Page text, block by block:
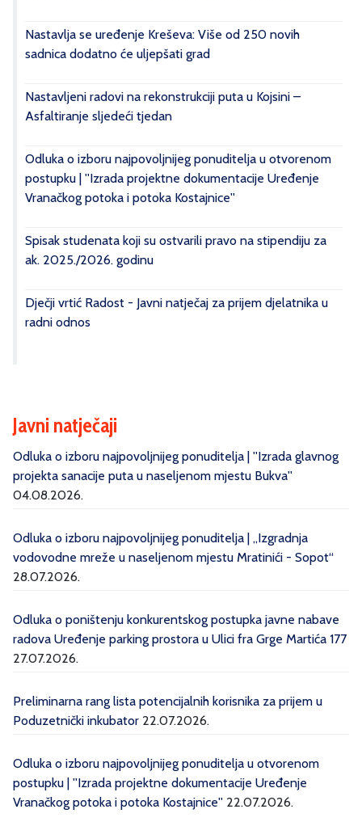
Nastavlja se uređenje Kreševa: Više od 250 novih
sadnica dodatno će uljepšati grad
Nastavljeni radovi na rekonstrukciji puta u Kojsini –
Asfaltiranje sljedeći tjedan
Odluka o izboru najpovoljnijeg ponuditelja u otvorenom
postupku | ''Izrada projektne dokumentacije Uređenje
Vranačkog potoka i potoka Kostajnice''
Spisak studenata koji su ostvarili pravo na stipendiju za
ak. 2025./2026. godinu
Dječji vrtić Radost - Javni natječaj za prijem djelatnika u
radni odnos
Javni natječaji
Odluka o izboru najpovoljnijeg ponuditelja | ''Izrada glavnog
projekta sanacije puta u naseljenom mjestu Bukva''
04.08.2026.
Odluka o izboru najpovoljnijeg ponuditelja | „Izgradnja
vodovodne mreže u naseljenom mjestu Mratinići - Sopot“
28.07.2026.
Odluka o poništenju konkurentskog postupka javne nabave
radova Uređenje parking prostora u Ulici fra Grge Martića 177
27.07.2026.
Preliminarna rang lista potencijalnih korisnika za prijem u
Poduzetnički inkubator 22.07.2026.
Odluka o izboru najpovoljnijeg ponuditelja u otvorenom
postupku | ''Izrada projektne dokumentacije Uređenje
Vranačkog potoka i potoka Kostajnice'' 22.07.2026.